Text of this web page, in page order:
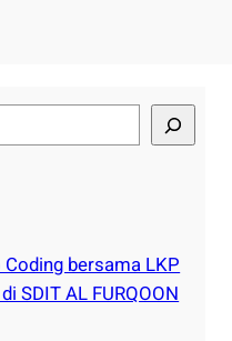
bersama LKP
SDIT AL FURQOON